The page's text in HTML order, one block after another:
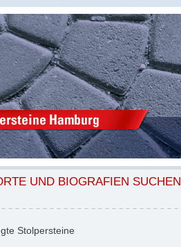
UND BIOGRAFIEN SUCHEN
Stolpersteine